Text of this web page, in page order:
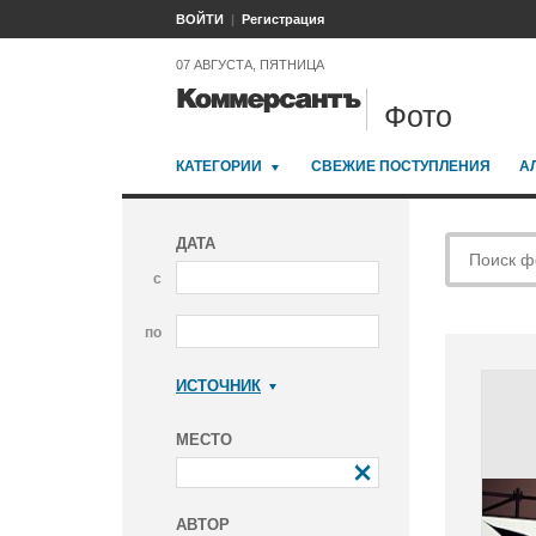
ВОЙТИ Регистрация
07 АВГУСТА, ПЯТНИЦА
Фото
КАТЕГОРИИ СВЕЖИЕ ПОСТУПЛЕНИЯ
ДАТА
с
по
ИСТОЧНИК
МЕСТО
АВТОР